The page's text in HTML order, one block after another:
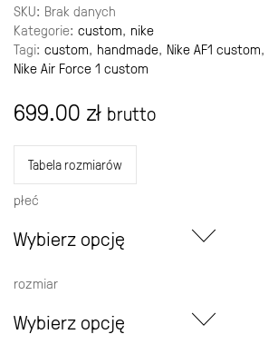
SKU: Brak danych
Kategorie: custom, nike
Tagi: custom, handmade, Nike AF1 custom,
Nike Air Force 1 custom
699.00 zł brutto
Tabela rozmiarów
płeć
Wybierz opcję
rozmiar
Wybierz opcję